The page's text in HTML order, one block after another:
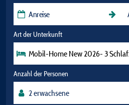
Art der Unterkunft
Mobil-Home New 2026- 3
Anzahl der Personen